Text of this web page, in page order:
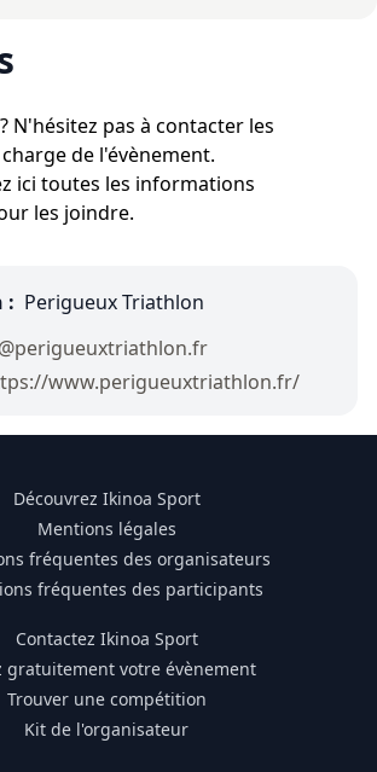
N'hésitez pas à contacter les
de l'évènement.
ici toutes les informations
les joindre.
: Perigueux Triathlon
www.perigueuxtriathlon.fr/
Découvrez Ikinoa Sport
Mentions légales
fréquentes des organisateurs
fréquentes des participants
Contactez Ikinoa Sport
gratuitement votre évènement
Trouver une compétition
Kit de l'organisateur